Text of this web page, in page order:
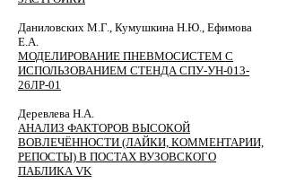
Даниловских М.Г., Кумушкина Н.Ю., Ефимова
Е.А.
МОДЕЛИРОВАНИЕ ПНЕВМОСИСТЕМ С
ИСПОЛЬЗОВАНИЕМ СТЕНДА СПУ-УН-013-
26ЛР-01
Деревлева Н.А.
АНАЛИЗ ФАКТОРОВ ВЫСОКОЙ
ВОВЛЕЧЁННОСТИ (ЛАЙКИ, КОММЕНТАРИИ,
РЕПОСТЫ) В ПОСТАХ ВУЗОВСКОГО
ПАБЛИКА VK